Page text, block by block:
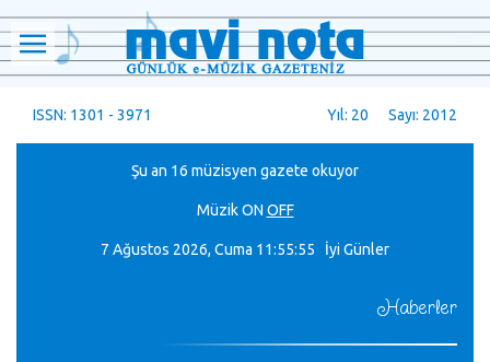
ISSN: 1301 - 3971 Yıl: 20 Sayı: 2012
Şu an 16 müzisyen gazete okuyor
MüzikON OFF
7 Ağustos 2026, Cuma 11:55:56 İyi Günler
Haberler